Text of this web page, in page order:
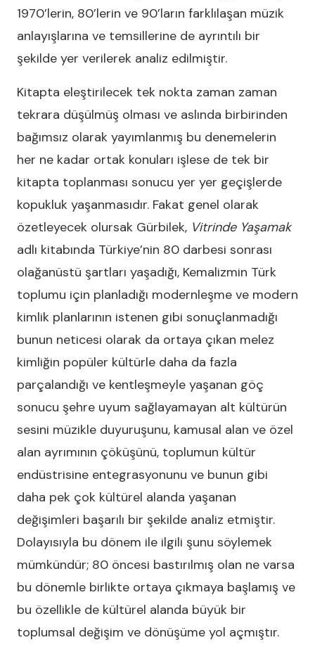
1970’lerin, 80’lerin ve 90’ların farklılaşan müzik
anlayışlarına ve temsillerine de ayrıntılı bir
şekilde yer verilerek analiz edilmiştir.
Kitapta eleştirilecek tek nokta zaman zaman
tekrara düşülmüş olması ve aslında birbirinden
bağımsız olarak yayımlanmış bu denemelerin
her ne kadar ortak konuları işlese de tek bir
kitapta toplanması sonucu yer yer geçişlerde
kopukluk yaşanmasıdır. Fakat genel olarak
özetleyecek olursak Gürbilek, Vitrinde Yaşamak
adlı kitabında Türkiye’nin 80 darbesi sonrası
olağanüstü şartları yaşadığı, Kemalizmin Türk
toplumu için planladığı modernleşme ve modern
kimlik planlarının istenen gibi sonuçlanmadığı
bunun neticesi olarak da ortaya çıkan melez
kimliğin popüler kültürle daha da fazla
parçalandığı ve kentleşmeyle yaşanan göç
sonucu şehre uyum sağlayamayan alt kültürün
sesini müzikle duyuruşunu, kamusal alan ve özel
alan ayrımının çöküşünü, toplumun kültür
endüstrisine entegrasyonunu ve bunun gibi
daha pek çok kültürel alanda yaşanan
değişimleri başarılı bir şekilde analiz etmiştir.
Dolayısıyla bu dönem ile ilgili şunu söylemek
mümkündür; 80 öncesi bastırılmış olan ne varsa
bu dönemle birlikte ortaya çıkmaya başlamış ve
bu özellikle de kültürel alanda büyük bir
toplumsal değişim ve dönüşüme yol açmıştır.